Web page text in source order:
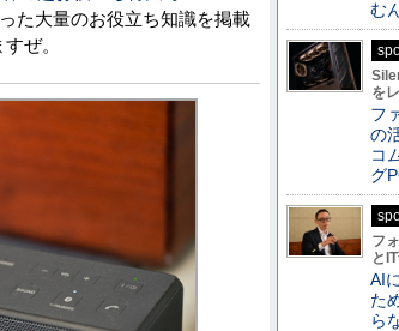
た大量のお役立ち知識を掲載
ぜ。
む
を
フ
の
コ
グ
フ
と
AI
た
ら